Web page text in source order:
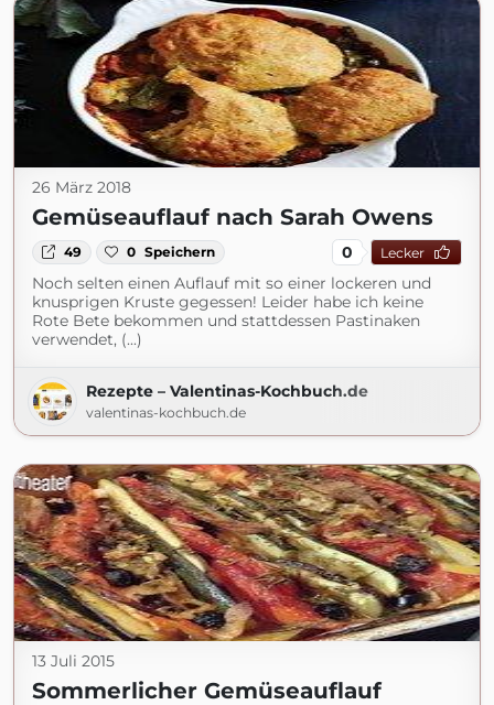
26 März 2018
Gemüseauflauf nach Sarah Owens
49 0 Speichern 0 Lecker
Noch selten einen Auflauf mit so einer lockeren und
knusprigen Kruste gegessen! Leider habe ich keine
Rote Bete bekommen und stattdessen Pastinaken
verwendet, (...)
Rezepte – Valentinas-Kochbuch.de
valentinas-kochbuch.de
13 Juli 2015
Sommerlicher Gemüseauflauf